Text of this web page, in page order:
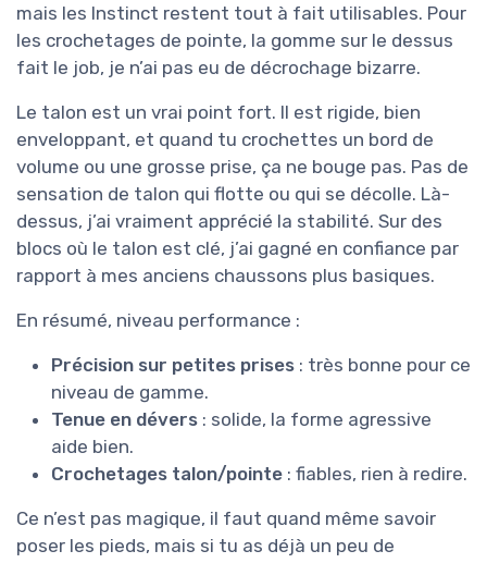
mais les Instinct restent tout à fait utilisables. Pour
les crochetages de pointe, la gomme sur le dessus
fait le job, je n’ai pas eu de décrochage bizarre.
Le talon est un vrai point fort. Il est rigide, bien
enveloppant, et quand tu crochettes un bord de
volume ou une grosse prise, ça ne bouge pas. Pas de
sensation de talon qui flotte ou qui se décolle. Là-
dessus, j’ai vraiment apprécié la stabilité. Sur des
blocs où le talon est clé, j’ai gagné en confiance par
rapport à mes anciens chaussons plus basiques.
En résumé, niveau performance :
Précision sur petites prises : très bonne pour ce
niveau de gamme.
Tenue en dévers : solide, la forme agressive
aide bien.
Crochetages talon/pointe : fiables, rien à redire.
Ce n’est pas magique, il faut quand même savoir
poser les pieds, mais si tu as déjà un peu de